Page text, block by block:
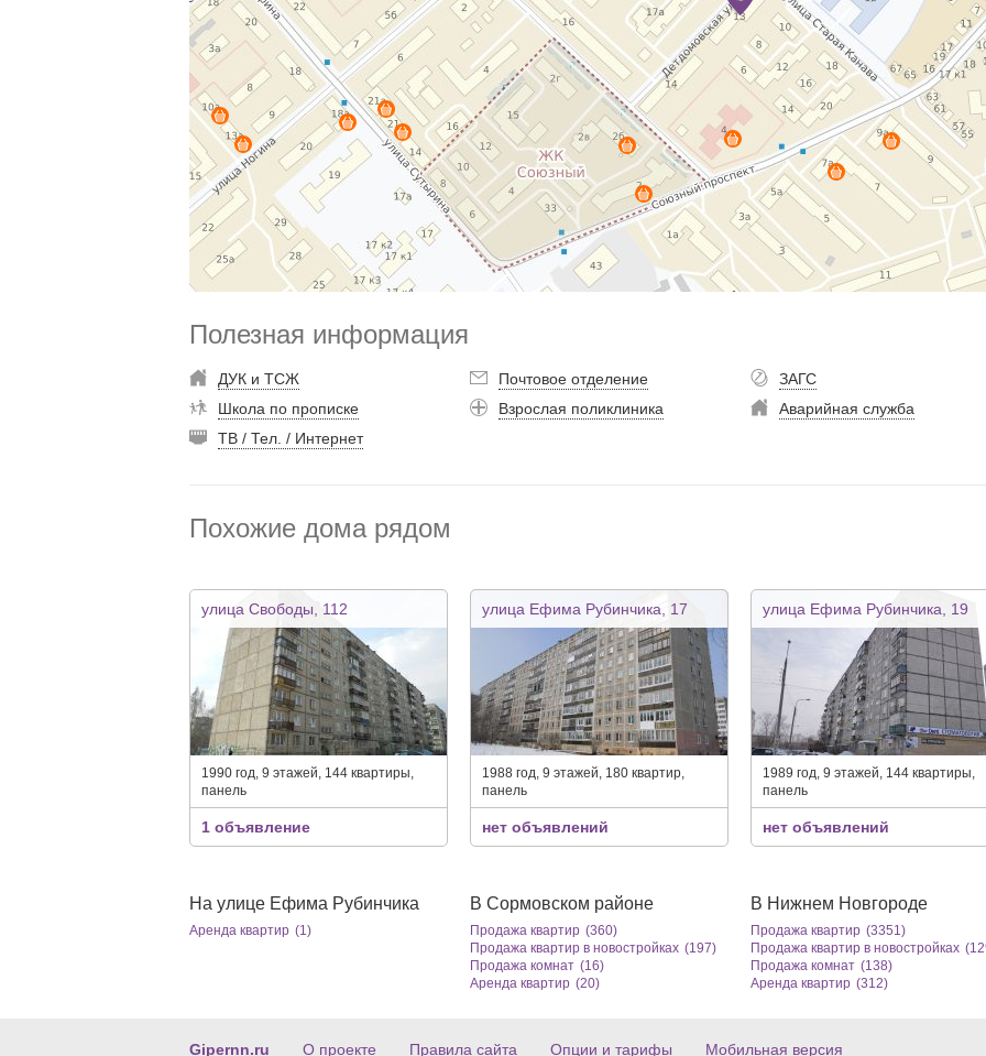
Полезная информация
ДУК и ТСЖ Почтовое отделение
ЗАГС
Школа по прописке
Взрослая поликлиника
Аварийная служба
ТВ / Тел. / Интернет
Похожие дома рядом
улица Свободы, 112
1990 год, 9 этажей, 144 квартиры,
панель
1 объявление
улица Ефима Рубинчика, 17
1988 год, 9 этажей, 180 квартир,
панель
нет объявлений
улица Ефима Рубинчика, 19
1989 год, 9 этажей, 144 квартиры,
панель
нет объявлений
На улице Ефима Рубинчика
Аренда квартир (1)
В Сормовском районе
Продажа квартир (360)
Продажа квартир в новостройках (197)
Продажа комнат (16)
Аренда квартир (20)
В Нижнем Новгороде
Продажа квартир (3351)
Продажа квартир в новостройках
Продажа комнат (138)
Аренда квартир (312)
Gipernn.ru О проекте Правила сайта Опции и тарифы Мобильная версия